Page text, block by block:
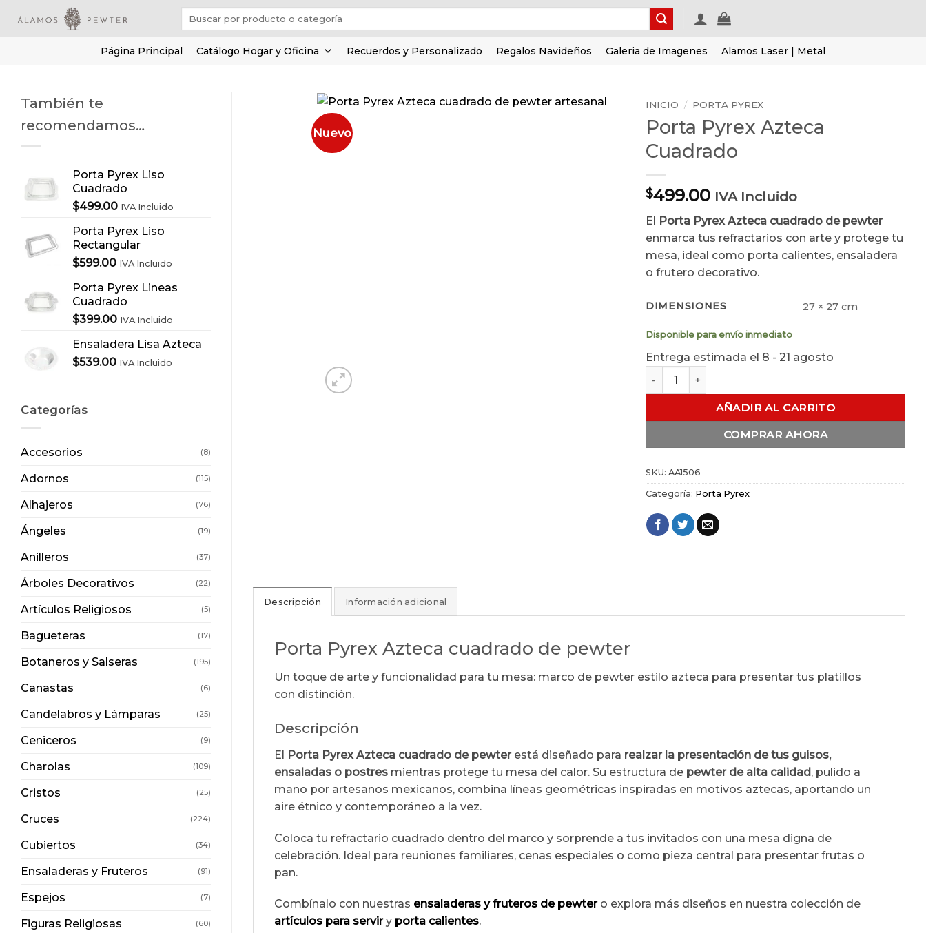
Página Principal Catálogo Hogar y Oficina Recuerdos y Personalizado Regalos Navideños Galeria de Imagenes Alamos Laser | Metal
También te
recomendamos…
Porta Pyrex Liso
Cuadrado
$499.00 IVA Incluido
Porta Pyrex Liso
Rectangular
$599.00 IVA Incluido
Porta Pyrex Lineas
Cuadrado
$399.00 IVA Incluido
Ensaladera Lisa Azteca
$539.00 IVA Incluido
Categorías
Accesorios (8)
Adornos (115)
Alhajeros (76)
Ángeles (19)
Anilleros (37)
Árboles Decorativos (22)
Artículos Religiosos (5)
Bagueteras (17)
Botaneros y Salseras (195)
Canastas (6)
Candelabros y Lámparas (25)
Ceniceros (9)
Charolas (109)
Cristos (25)
Cruces (224)
Cubiertos (34)
Ensaladeras y Fruteros (91)
Espejos (7)
Figuras Religiosas (60)
Nuevo
INICIO / PORTA PYREX
Porta Pyrex Azteca
Cuadrado
$499.00 IVA Incluido
El Porta Pyrex Azteca cuadrado de pewter
enmarca tus refractarios con arte y protege tu
mesa, ideal como porta calientes, ensaladera
o frutero decorativo.
DIMENSIONES 27 × 27 cm
Disponible para envío inmediato
Entrega estimada el 8 - 21 agosto
Porta Pyrex Azteca Cuadrado cantidad
AÑADIR AL CARRITO
COMPRAR AHORA
SKU: AA1506
Categoría: Porta Pyrex
Descripción Información adicional
Porta Pyrex Azteca cuadrado de pewter
Un toque de arte y funcionalidad para tu mesa: marco de pewter estilo azteca para presentar tus platillos
con distinción.
Descripción
El Porta Pyrex Azteca cuadrado de pewterestá diseñado para realzar la presentación de tus guisos,
ensaladas o postres mientras protege tu mesa del calor. Su estructura de pewter de alta calidad, pulido a
mano por artesanos mexicanos, combina líneas geométricas inspiradas en motivos aztecas, aportando un
aire étnico y contemporáneo a la vez.
Coloca tu refractario cuadrado dentro del marco y sorprende a tus invitados con una mesa digna de
celebración. Ideal para reuniones familiares, cenas especiales o como pieza central para presentar frutas o
pan.
Combínalo con nuestras ensaladeras y fruteros de pewtero explora más diseños en nuestra colección de
artículos para serviry porta calientes.